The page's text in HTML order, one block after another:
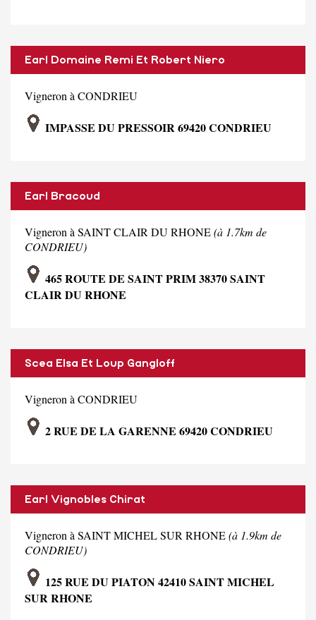
Earl Domaine Remi Et Robert Niero
Vigneron à CONDRIEU
IMPASSE DU PRESSOIR 69420 CONDRIEU
Earl Bracoud
Vigneron à SAINT CLAIR DU RHONE(à 1.7km de
CONDRIEU)
465 ROUTE DE SAINT PRIM 38370 SAINT
CLAIR DU RHONE
Scea Elsa Et Loup Gangloff
Vigneron à CONDRIEU
2 RUE DE LA GARENNE 69420 CONDRIEU
Earl Vignobles Chirat
Vigneron à SAINT MICHEL SUR RHONE(à 1.9km de
CONDRIEU)
125 RUE DU PIATON 42410 SAINT MICHEL
SUR RHONE